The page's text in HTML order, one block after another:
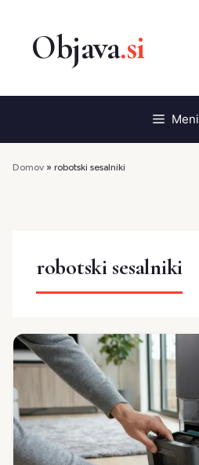
vsebino
Meni
Domov » robotski sesalniki
robotski sesalniki